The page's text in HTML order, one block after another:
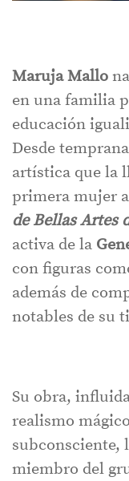
Maruja Mallo
en una familia
educación
Desde
artística que la
primera mujer
de Bellas Artes
activa de la
con figuras
además de
notables de su
Su obra,
realismo
subconsciente,
miembro del